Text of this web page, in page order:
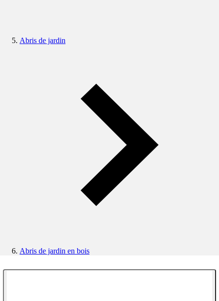
Abris de jardin
Abris de jardin en bois